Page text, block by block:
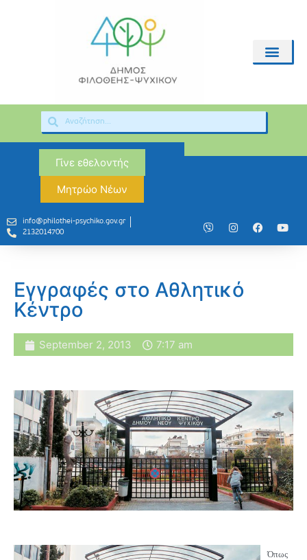
Γίνε εθελοντής
Μητρώο Νέων
info@philothei-psychiko.gov.gr
2132014700
Εγγραφές στο Αθλητικό
Κέντρο
September 2, 2013 7:17 am
Όπως